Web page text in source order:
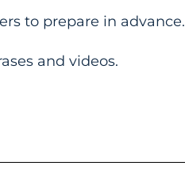
to prepare in advance.
and videos.